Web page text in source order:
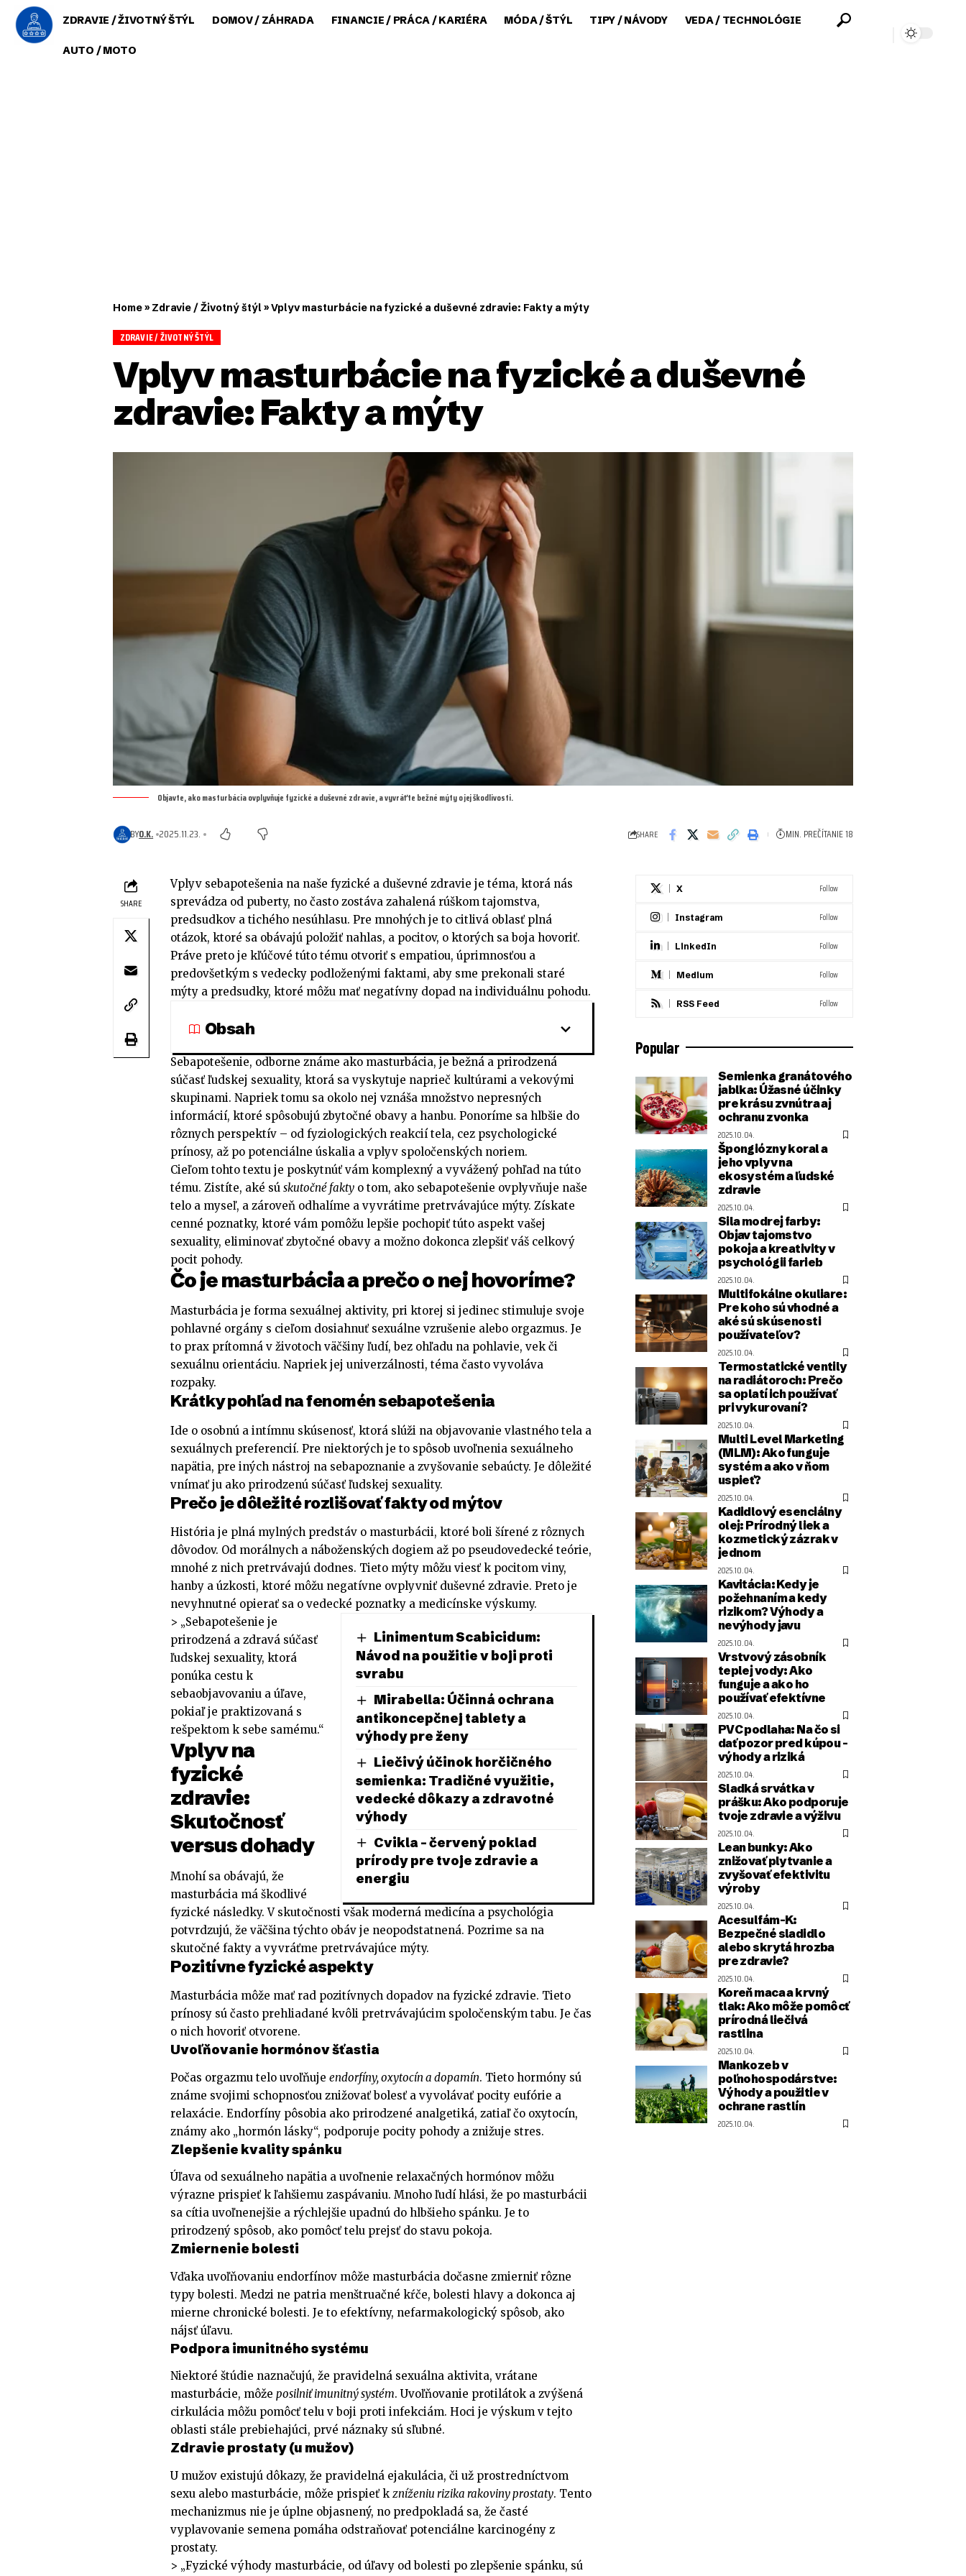
ZDRAVIE / ŽIVOTNÝ ŠTÝL DOMOV / ZÁHRADA FINANCIE / PRÁCA / KARIÉRA MÓDA / ŠTÝL TIPY / NÁVODY VEDA / TECHNOLÓGIE
AUTO / MOTO
Home» Zdravie / Životný štýl »Vplyv masturbácie na fyzické a duševné zdravie: Fakty a mýty
ZDRAVIE / ŽIVOTNÝ ŠTÝL
Vplyv masturbácie na fyzické a duševné
zdravie: Fakty a mýty
Objavte, ako masturbácia ovplyvňuje fyzické a duševné zdravie, a vyvráťte bežné mýty o jej škodlivosti.
BYO.K. 2025.11.23. SHARE MIN. PREČÍTANIE 18
SHARE
Vplyv sebapotešenia na naše fyzické a duševné zdravie je téma, ktorá nás
sprevádza od puberty, no často zostáva zahalená rúškom tajomstva,
predsudkov a tichého nesúhlasu. Pre mnohých je to citlivá oblasť plná
otázok, ktoré sa obávajú položiť nahlas, a pocitov, o ktorých sa boja hovoriť.
Práve preto je kľúčové túto tému otvoriť s empatiou, úprimnosťou a
predovšetkým s vedecky podloženými faktami, aby sme prekonali staré
mýty a predsudky, ktoré môžu mať negatívny dopad na individuálnu pohodu.
Obsah
Sebapotešenie, odborne známe ako masturbácia, je bežná a prirodzená
súčasť ľudskej sexuality, ktorá sa vyskytuje naprieč kultúrami a vekovými
skupinami. Napriek tomu sa okolo nej vznáša množstvo nepresných
informácií, ktoré spôsobujú zbytočné obavy a hanbu. Ponoríme sa hlbšie do
rôznych perspektív – od fyziologických reakcií tela, cez psychologické
prínosy, až po potenciálne úskalia a vplyv spoločenských noriem.
Cieľom tohto textu je poskytnúť vám komplexný a vyvážený pohľad na túto
tému. Zistíte, aké sú skutočné fakty o tom, ako sebapotešenie ovplyvňuje naše
telo a myseľ, a zároveň odhalíme a vyvrátime pretrvávajúce mýty. Získate
cenné poznatky, ktoré vám pomôžu lepšie pochopiť túto aspekt vašej
sexuality, eliminovať zbytočné obavy a možno dokonca zlepšiť váš celkový
pocit pohody.
Čo je masturbácia a prečo o nej hovoríme?
Masturbácia je forma sexuálnej aktivity, pri ktorej si jedinec stimuluje svoje
pohlavné orgány s cieľom dosiahnuť sexuálne vzrušenie alebo orgazmus. Je
to prax prítomná v životoch väčšiny ľudí, bez ohľadu na pohlavie, vek či
sexuálnu orientáciu. Napriek jej univerzálnosti, téma často vyvoláva
rozpaky.
Krátky pohľad na fenomén sebapotešenia
Ide o osobnú a intímnu skúsenosť, ktorá slúži na objavovanie vlastného tela a
sexuálnych preferencií. Pre niektorých je to spôsob uvoľnenia sexuálneho
napätia, pre iných nástroj na sebapoznanie a zvyšovanie sebaúcty. Je dôležité
vnímať ju ako prirodzenú súčasť ľudskej sexuality.
Prečo je dôležité rozlišovať fakty od mýtov
História je plná mylných predstáv o masturbácii, ktoré boli šírené z rôznych
dôvodov. Od morálnych a náboženských dogiem až po pseudovedecké teórie,
mnohé z nich pretrvávajú dodnes. Tieto mýty môžu viesť k pocitom viny,
hanby a úzkosti, ktoré môžu negatívne ovplyvniť duševné zdravie. Preto je
nevyhnutné opierať sa o vedecké poznatky a medicínske výskumy.
Linimentum Scabicidum:
Návod na použitie v boji proti
svrabu
Mirabella: Účinná ochrana
antikoncepčnej tablety a
výhody pre ženy
Liečivý účinok horčičného
semienka: Tradičné využitie,
vedecké dôkazy a zdravotné
výhody
Cvikla – červený poklad
prírody pre tvoje zdravie a
energiu
> „Sebapotešenie je
prirodzená a zdravá súčasť
ľudskej sexuality, ktorá
ponúka cestu k
sebaobjavovaniu a úľave,
pokiaľ je praktizovaná s
rešpektom k sebe samému.“
Vplyv na
fyzické
zdravie:
Skutočnosť
versus dohady
Mnohí sa obávajú, že
masturbácia má škodlivé
fyzické následky. V skutočnosti však moderná medicína a psychológia
potvrdzujú, že väčšina týchto obáv je neopodstatnená. Pozrime sa na
skutočné fakty a vyvráťme pretrvávajúce mýty.
Pozitívne fyzické aspekty
Masturbácia môže mať rad pozitívnych dopadov na fyzické zdravie. Tieto
prínosy sú často prehliadané kvôli pretrvávajúcim spoločenským tabu. Je čas
o nich hovoriť otvorene.
Uvoľňovanie hormónov šťastia
Počas orgazmu telo uvoľňuje endorfíny, oxytocín a dopamín. Tieto hormóny sú
známe svojimi schopnosťou znižovať bolesť a vyvolávať pocity eufórie a
relaxácie. Endorfíny pôsobia ako prirodzené analgetiká, zatiaľ čo oxytocín,
známy ako „hormón lásky“, podporuje pocity pohody a znižuje stres.
Zlepšenie kvality spánku
Úľava od sexuálneho napätia a uvoľnenie relaxačných hormónov môžu
výrazne prispieť k ľahšiemu zaspávaniu. Mnoho ľudí hlási, že po masturbácii
sa cítia uvoľnenejšie a rýchlejšie upadnú do hlbšieho spánku. Je to
prirodzený spôsob, ako pomôcť telu prejsť do stavu pokoja.
Zmiernenie bolesti
Vďaka uvoľňovaniu endorfínov môže masturbácia dočasne zmierniť rôzne
typy bolesti. Medzi ne patria menštruačné kŕče, bolesti hlavy a dokonca aj
mierne chronické bolesti. Je to efektívny, nefarmakologický spôsob, ako
nájsť úľavu.
Podpora imunitného systému
Niektoré štúdie naznačujú, že pravidelná sexuálna aktivita, vrátane
masturbácie, môže posilniť imunitný systém. Uvoľňovanie protilátok a zvýšená
cirkulácia môžu pomôcť telu v boji proti infekciám. Hoci je výskum v tejto
oblasti stále prebiehajúci, prvé náznaky sú sľubné.
Zdravie prostaty (u mužov)
U mužov existujú dôkazy, že pravidelná ejakulácia, či už prostredníctvom
sexu alebo masturbácie, môže prispieť k zníženiu rizika rakoviny prostaty. Tento
mechanizmus nie je úplne objasnený, no predpokladá sa, že časté
vyplavovanie semena pomáha odstraňovať potenciálne karcinogény z
prostaty.
> „Fyzické výhody masturbácie, od úľavy od bolesti po zlepšenie spánku, sú
X Follow
Instagram Follow
LinkedIn Follow
Medium Follow
RSS Feed Follow
Popular
Semienka granátového
jablka: Úžasné účinky
pre krásu zvnútra aj
ochranu zvonka
2025.10.04.
Špongiózny koral a
jeho vplyv na
ekosystém a ľudské
zdravie
2025.10.04.
Sila modrej farby:
Objav tajomstvo
pokoja a kreativity v
psychológii farieb
2025.10.04.
Multifokálne okuliare:
Pre koho sú vhodné a
aké sú skúsenosti
používateľov?
2025.10.04.
Termostatické ventily
na radiátoroch: Prečo
sa oplatí ich používať
pri vykurovaní?
2025.10.04.
Multi Level Marketing
(MLM): Ako funguje
systém a ako v ňom
uspieť?
2025.10.04.
Kadidlový esenciálny
olej: Prírodný liek a
kozmetický zázrak v
jednom
2025.10.04.
Kavitácia: Kedy je
požehnaním a kedy
rizikom? Výhody a
nevýhody javu
2025.10.04.
Vrstvový zásobník
teplej vody: Ako
funguje a ako ho
používať efektívne
2025.10.04.
PVC podlaha: Na čo si
dať pozor pred kúpou –
výhody a riziká
2025.10.04.
Sladká srvátka v
prášku: Ako podporuje
tvoje zdravie a výživu
2025.10.04.
Lean bunky: Ako
znižovať plytvanie a
zvyšovať efektivitu
výroby
2025.10.04.
Acesulfám-K:
Bezpečné sladidlo
alebo skrytá hrozba
pre zdravie?
2025.10.04.
Koreň maca a krvný
tlak: Ako môže pomôcť
prírodná liečivá
rastlina
2025.10.04.
Mankozeb v
poľnohospodárstve:
Výhody a použitie v
ochrane rastlín
2025.10.04.